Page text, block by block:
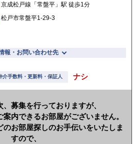
入
り
京成松戸線「常盤平」駅 徒歩1分
松戸市常盤平1-29-3
報・お問い合わせ先
介手数料・更新料・保証人 ナシ
募集を行っておりますが、
内できるお部屋がございません。
お部屋探しのお手伝いをいたしま
すので、